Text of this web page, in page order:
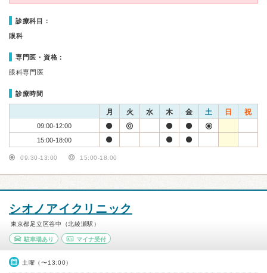
診療科目：
眼科
専門医・資格：
眼科専門医
診療時間
月 火 水 木 金 土 日 祝
09:00-12:00
15:00-18:00
09:30-13:00 15:00-18:00
シオノアイクリニック
東京都足立区谷中（北綾瀬駅）
駐車場あり マイナ受付
土曜（〜13:00）